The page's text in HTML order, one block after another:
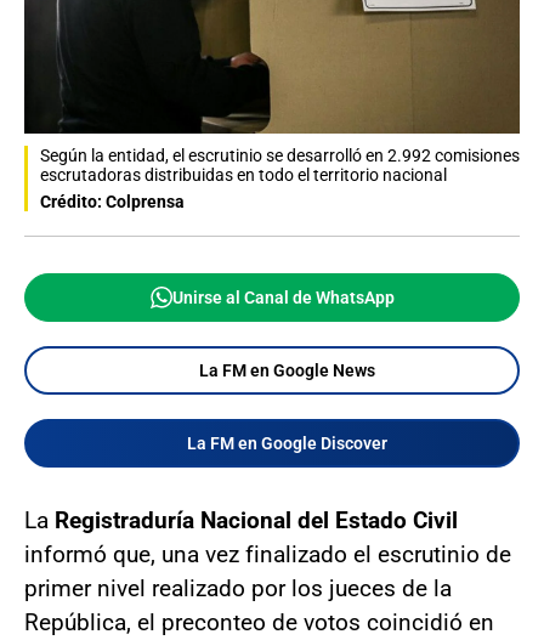
Según la entidad, el escrutinio se desarrolló en 2.992 comisiones
escrutadoras distribuidas en todo el territorio nacional
Crédito: Colprensa
Unirse al Canal de WhatsApp
La FM en Google News
La FM en Google Discover
La Registraduría Nacional del Estado Civil
informó que, una vez finalizado el escrutinio de
primer nivel realizado por los jueces de la
República, el preconteo de votos coincidió en